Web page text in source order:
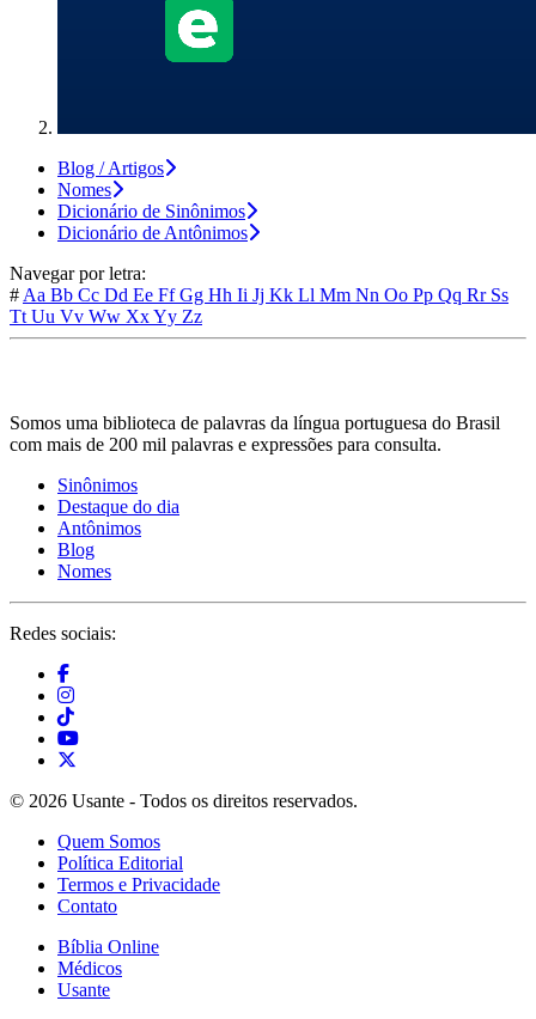
Blog / Artigos
Nomes
Dicionário de Sinônimos
Dicionário de Antônimos
Navegar por letra:
# Aa Bb Cc Dd Ee FfGg Hh Ii Jj Kk Ll Mm Nn Oo Pp Qq Rr Ss
Tt Uu Vv Ww XxYy Zz
Somos uma biblioteca de palavras da língua portuguesa do Brasil
com mais de 200 mil palavras e expressões para consulta.
Sinônimos
Destaque do dia
Antônimos
Blog
Nomes
Redes sociais:
© 2026 Usante - Todos os direitos reservados.
Quem Somos
Política Editorial
Termos e Privacidade
Contato
Bíblia Online
Médicos
Usante